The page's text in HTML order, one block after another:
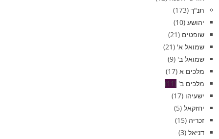
תנ"ך (173)
יהושע (10)
שופטים (21)
שמואל א' (21)
שמואל ב' (9)
מלכים א (17)
מלכים ב' (11)
ישעיהו (17)
יחזקאל (5)
זכריה (15)
דניאל (3)